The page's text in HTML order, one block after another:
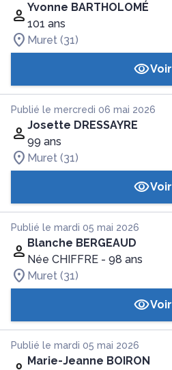
Yvonne BARTHOLOMÉ
101 ans
Muret (31)
Voir
Publié le mercredi 06 mai 2026
Josette DRESSAYRE
99 ans
Muret (31)
Voir
Publié le mardi 05 mai 2026
Blanche BERGEAUD
Née CHIFFRE - 98 ans
Muret (31)
Voir
Publié le mardi 05 mai 2026
Marie-Jeanne BOIRON